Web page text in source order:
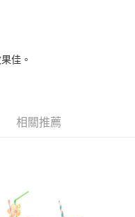
支付方式。 讓您購物簡單
為交易完成。
但若您需要取消訂單，請聯絡
佳。
相關推薦